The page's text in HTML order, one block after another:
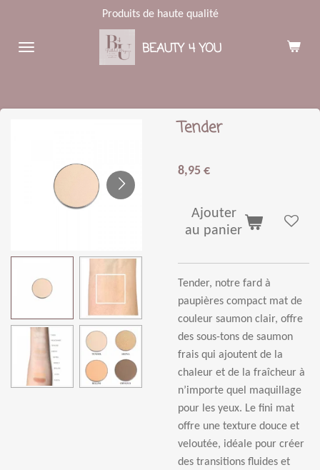
contenu
BEAUTY 4 YOU
Produits de haute qualité
Tender
8,95 €
Ajouter
au panier
Tender, notre fard à
paupières compact mat de
couleur saumon clair, offre
des sous-tons de saumon
frais qui ajoutent de la
chaleur et de la fraîcheur à
n’importe quel maquillage
pour les yeux. Le fini mat
offre une texture douce et
veloutée, idéale pour créer
des transitions fluides et